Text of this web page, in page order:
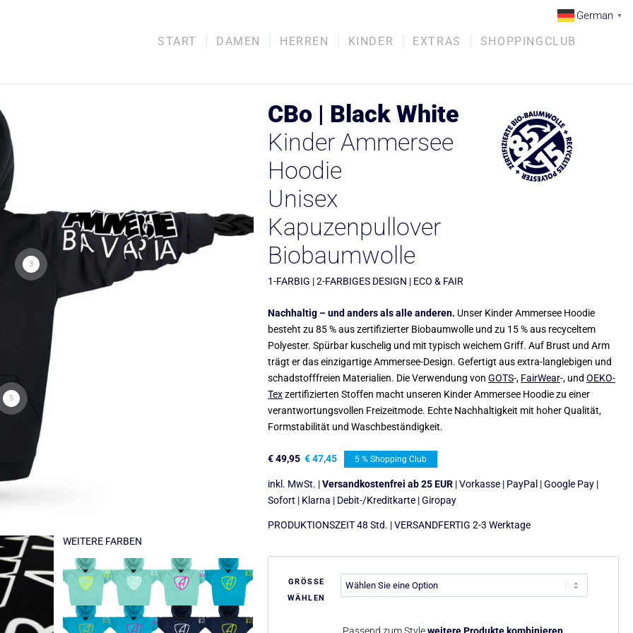
German ▼
START DAMEN HERREN KINDER EXTRAS SHOPPINGCLUB
3
5
WEITERE FARBEN
CBo | Black White
Kinder Ammersee
Hoodie
Unisex
Kapuzenpullover
Biobaumwolle
1-FARBIG | 2-FARBIGES DESIGN | ECO & FAIR
Nachhaltig – und anders als alle anderen. Unser Kinder Ammersee Hoodie
besteht zu 85 % aus zertifizierter Biobaumwolle und zu 15 % aus recyceltem
Polyester. Spürbar kuschelig und mit typisch weichem Griff. Auf Brust und Arm
trägt er das einzigartige Ammersee-Design. Gefertigt aus extra-langlebigen und
schadstofffreien Materialien. Die Verwendung von GOTS-, FairWear-, und OEKO-
Texzertifizierten Stoffen macht unseren Kinder Ammersee Hoodie zu einer
verantwortungsvollen Freizeitmode. Echte Nachhaltigkeit mit hoher Qualität,
Formstabilität und Waschbeständigkeit.
€49,95 €47,45 5 % Shopping Club
inkl. MwSt. |Versandkostenfrei ab 25 EUR | Vorkasse | PayPal | Google Pay |
Sofort | Klarna | Debit-/Kreditkarte | Giropay
PRODUKTIONSZEIT 48 Std. | VERSANDFERTIG 2-3 Werktage
GRÖSSE
WÄHLEN